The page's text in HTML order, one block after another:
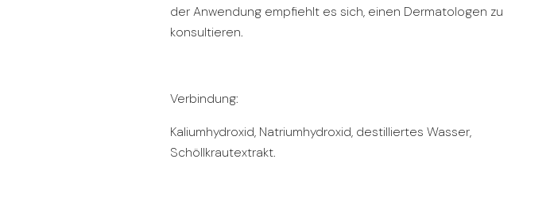
der Anwendung empfiehlt es sich, einen Dermatologen zu
konsultieren.
Verbindung:
Kaliumhydroxid, Natriumhydroxid, destilliertes Wasser,
Schöllkrautextrakt.